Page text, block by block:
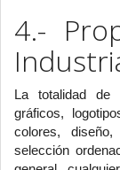
4.-
La totalidad de
gráficos,
colores,
selección